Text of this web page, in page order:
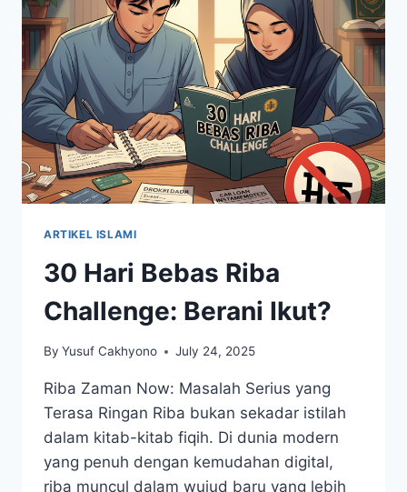
ARTIKEL ISLAMI
30 Hari Bebas Riba
Challenge: Berani Ikut?
By Yusuf Cakhyono July 24, 2025
Riba Zaman Now: Masalah Serius yang
Terasa Ringan Riba bukan sekadar istilah
dalam kitab-kitab fiqih. Di dunia modern
yang penuh dengan kemudahan digital,
riba muncul dalam wujud baru yang lebih